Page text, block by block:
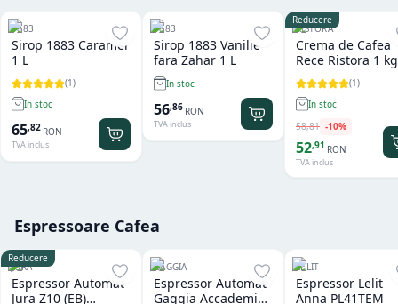
1883
Sirop 1883 Caramel
1 L
(1)
In stoc
65,82 RON
TVA inclus
1883
Sirop 1883 Vanilie
fara Zahar 1 L
In stoc
56,86 RON
TVA inclus
Reducere
RISTORA
Crema de Cafea
Rece Ristora 1 kg
(1)
In stoc
58,81 -10%
52,91 RON
TVA inclus
Espressoare Cafea
Reducere
JURA
Espressor Automat
Jura Z10 (EB)
GAGGIA
Espressor Automat
Gaggia Accademia
LELIT
Espressor Lelit
Anna PL41TEM